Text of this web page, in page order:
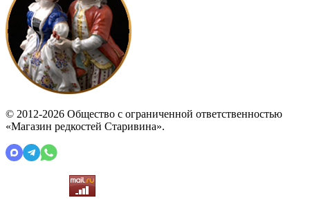
© 2012-2026 Общество с ограниченной ответственностью
«Магазин редкостей Старивина».